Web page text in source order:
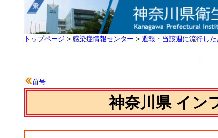
トップページ > 感染症情報センター > 週報・当該週に流行し
前号
神奈川県 イン